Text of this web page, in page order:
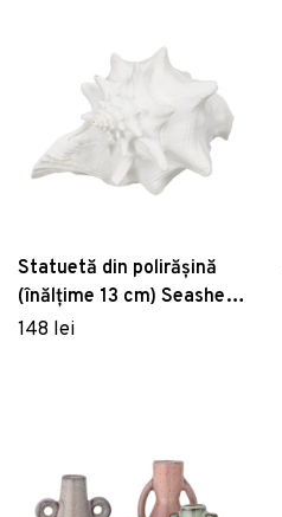
Statuetă din polirășină
(înălțime 13 cm) Seashell
– Ixia
148 lei